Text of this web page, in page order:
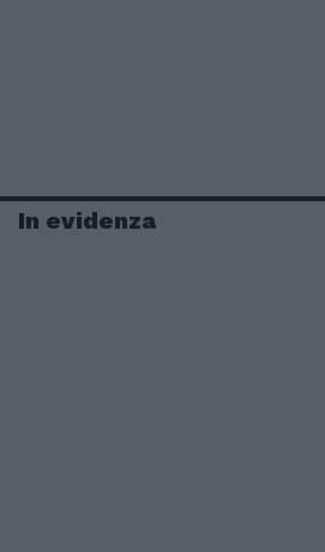
In evidenza